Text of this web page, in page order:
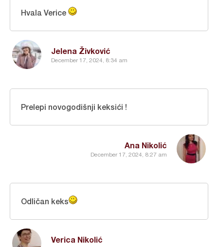
Jelena Živković
December 17, 2024, 8:34 am
Hvala Verice
Ana Nikolić
December 17, 2024, 8:27 am
Prelepi novogodišnji keksići !
Verica Nikolić
Odličan keks